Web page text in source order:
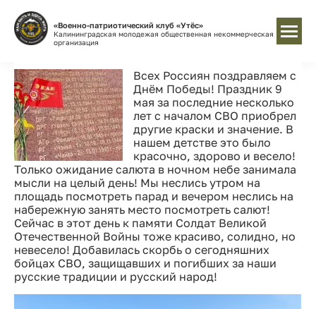
«Военно-патриотический клуб «Утёс»
Калининградская молодежая общественная некоммерческая
организация
Всех Россиян поздравляем с
Днём Победы! Праздник 9
мая за последние несколько
лет с началом СВО приобрел
другие краски и значение. В
нашем детстве это было
красочно, здорово и весело!
Только ожидание салюта в ночном небе занимала
мысли на целый день! Мы неслись утром на
площадь посмотреть парад и вечером неслись на
набережную занять место посмотреть салют!
Сейчас в этот день к памяти Солдат Великой
Отечественной Войны тоже красиво, солидно, но
невесело! Добавилась скорбь о сегодняшних
бойцах СВО, защищавших и погибших за наши
русские традиции и русский народ!